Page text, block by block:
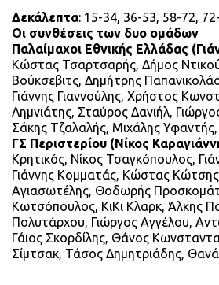
Δεκάλεπτα: 15-34, 36-53, 58-72,
Οι συνθέσεις των δυο ομάδων
Παλαίμαχοι Εθνικής Ελλάδας
Κώστας Τσαρτσαρής, Δήμος
Βούκσεβιτς, Δημήτρης
Γιάννης Γιαννούλης, Χρήστος
Λημνιάτης, Σταύρος Δανιήλ,
Σάκης Τζαλαλής, Μιχάλης
ΓΣ Περιστερίου (Νίκος
Κρητικός, Νίκος Τσαγκόπουλος,
Γιάννης Κομματάς, Κώστας
Αγιασωτέλης, Θοδωρής
Κωτσόπουλος, ΚιΚι Κλαρκ, Άλκης
Πολυτάρχου, Γιώργος Αγγέλου,
Γάιος Σκορδίλης, Θάνος
Σίμτσακ, Τάσος Δημητριάδης,